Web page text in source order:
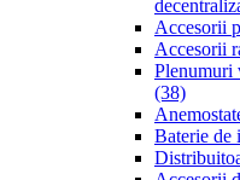
Accesorii
Accesorii
Plenumuri
(38)
Baterie de